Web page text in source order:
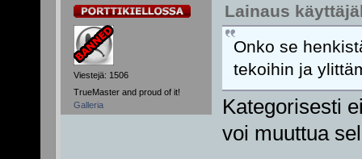
Viestejä: 1506
TrueMaster and proud of it!
Galleria
Lainaus
Onko se
tekoihin ja
Kategorisesti
voi muuttua